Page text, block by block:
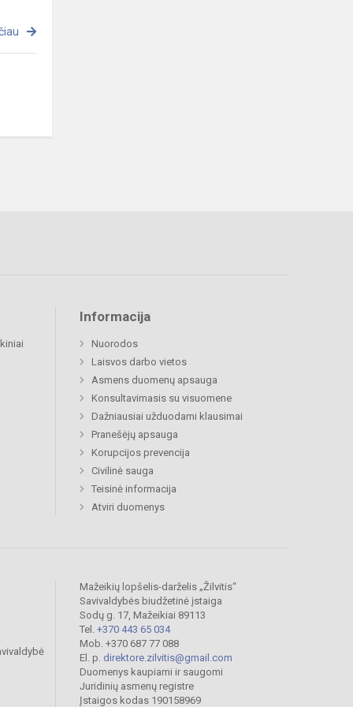
Informacija
Nuorodos
Laisvos darbo vietos
Asmens duomenų apsauga
Konsultavimasis su visuomene
Dažniausiai užduodami klausimai
Pranešėjų apsauga
Korupcijos prevencija
Civilinė sauga
Teisinė informacija
Atviri duomenys
Mažeikių lopšelis-darželis „Žilvitis“
Savivaldybės biudžetinė įstaiga
Sodų g. 17, Mažeikiai 89113
Tel. +370 443 65 034
Mob. +370 687 77 088
El. p. direktore.zilvitis@gmail.com
Duomenys kaupiami ir saugomi
Juridinių asmenų registre
Įstaigos kodas 190158969